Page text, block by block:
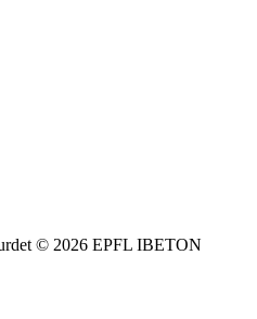
© 2026 EPFL IBETON